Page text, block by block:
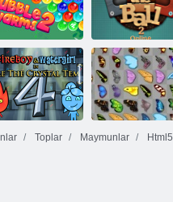
Kabarcıklar Pomme Pomme
Kabarcık
Tılsımlar 2
Ball 2'yi
çevrimiçi olarak
yuvarlayın
Toplar Maymunlar Html5